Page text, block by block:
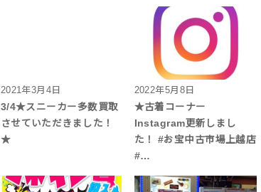
2021年3月4日
3/4★スニーカー多数買取
させていただきました！
★
2022年5月8日
★古着コーナー
Instagram更新しまし
た！ #お宝中古市場上越店
#…